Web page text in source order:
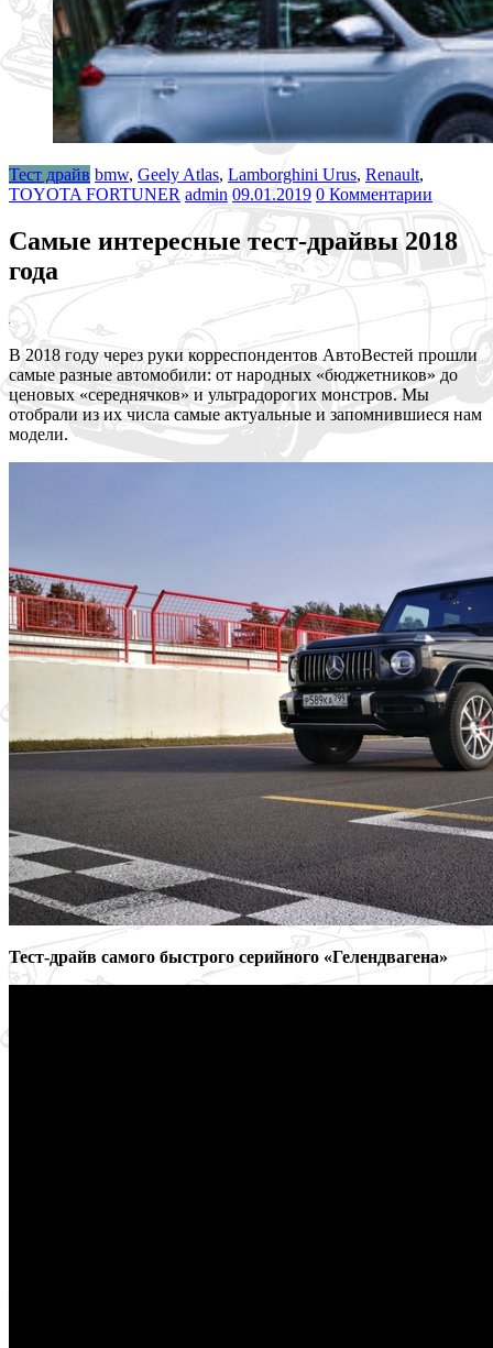
Тест драйв bmw, Geely Atlas, Lamborghini Urus, Renault,
TOYOTA FORTUNER admin 09.01.2019 0 Комментарии
Самые интересные тест-драйвы 2018
года
В 2018 году через руки корреспондентов АвтоВестей прошли
самые разные автомобили: от народных «бюджетников» до
ценовых «середнячков» и ультрадорогих монстров. Мы
отобрали из их числа самые актуальные и запомнившиеся нам
модели.
Тест-драйв самого быстрого серийного «Гелендвагена»